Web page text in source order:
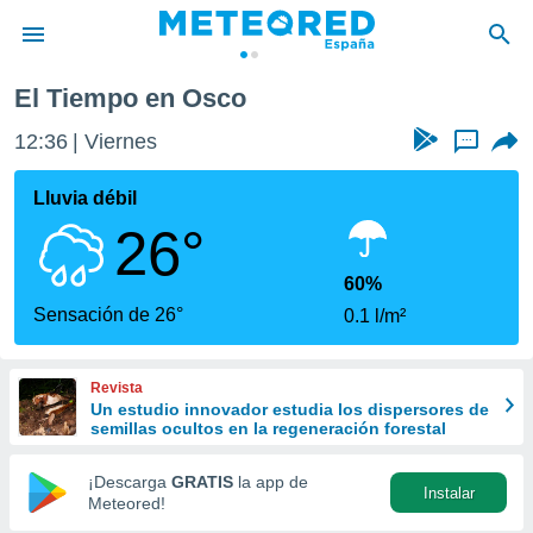
de
por
se
calidad.
a este
las
y
forma
digital
basada
El Tiempo en Osco
12:36 Viernes ...
Lluvia débil
26°
Sensación de 26°
60%
0.1 l/m²
Revista
Un estudio innovador estudia los dispersores de
semillas ocultos en la regeneración forestal
¡Descarga GRATIS la app de
Meteored!
Instalar